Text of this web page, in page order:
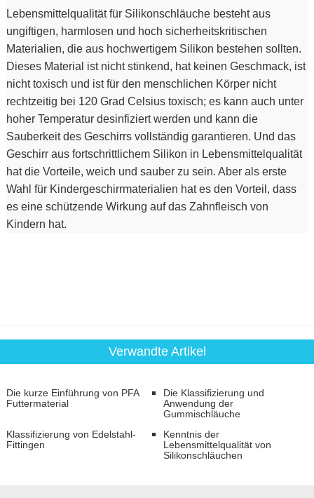
Lebensmittelqualität für Silikonschläuche besteht aus
ungiftigen, harmlosen und hoch sicherheitskritischen
Materialien, die aus hochwertigem Silikon bestehen sollten.
Dieses Material ist nicht stinkend, hat keinen Geschmack, ist
nicht toxisch und ist für den menschlichen Körper nicht
rechtzeitig bei 120 Grad Celsius toxisch; es kann auch unter
hoher Temperatur desinfiziert werden und kann die
Sauberkeit des Geschirrs vollständig garantieren. Und das
Geschirr aus fortschrittlichem Silikon in Lebensmittelqualität
hat die Vorteile, weich und sauber zu sein. Aber als erste
Wahl für Kindergeschirrmaterialien hat es den Vorteil, dass
es eine schützende Wirkung auf das Zahnfleisch von
Kindern hat.
Verwandte Artikel
Die kurze Einführung von PFA
Futtermaterial
Die Klassifizierung und
Anwendung der
Gummischläuche
Klassifizierung von Edelstahl-
Fittingen
Kenntnis der
Lebensmittelqualität von
Silikonschläuchen